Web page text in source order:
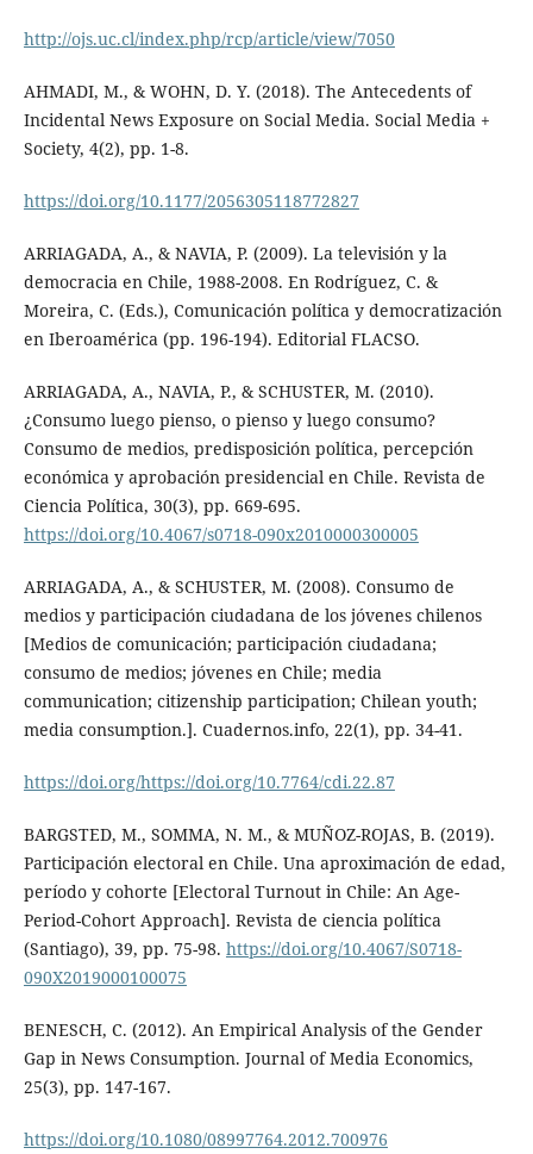
http://ojs.uc.cl/index.php/rcp/article/view/7050
AHMADI, M., & WOHN, D. Y. (2018). The Antecedents of
Incidental News Exposure on Social Media. Social Media +
Society, 4(2), pp. 1-8.
https://doi.org/10.1177/2056305118772827
ARRIAGADA, A., & NAVIA, P. (2009). La televisión y la
democracia en Chile, 1988-2008. En Rodríguez, C. &
Moreira, C. (Eds.), Comunicación política y democratización
en Iberoamérica (pp. 196-194). Editorial FLACSO.
ARRIAGADA, A., NAVIA, P., & SCHUSTER, M. (2010).
¿Consumo luego pienso, o pienso y luego consumo?
Consumo de medios, predisposición política, percepción
económica y aprobación presidencial en Chile. Revista de
Ciencia Política, 30(3), pp. 669-695.
https://doi.org/10.4067/s0718-090x2010000300005
ARRIAGADA, A., & SCHUSTER, M. (2008). Consumo de
medios y participación ciudadana de los jóvenes chilenos
[Medios de comunicación; participación ciudadana;
consumo de medios; jóvenes en Chile; media
communication; citizenship participation; Chilean youth;
media consumption.]. Cuadernos.info, 22(1), pp. 34-41.
https://doi.org/https://doi.org/10.7764/cdi.22.87
BARGSTED, M., SOMMA, N. M., & MUÑOZ-ROJAS, B. (2019).
Participación electoral en Chile. Una aproximación de edad,
período y cohorte [Electoral Turnout in Chile: An Age-
Period-Cohort Approach]. Revista de ciencia política
(Santiago), 39, pp. 75-98. https://doi.org/10.4067/S0718-
090X2019000100075
BENESCH, C. (2012). An Empirical Analysis of the Gender
Gap in News Consumption. Journal of Media Economics,
25(3), pp. 147-167.
https://doi.org/10.1080/08997764.2012.700976